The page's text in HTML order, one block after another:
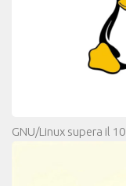
GNU/Linux supera il